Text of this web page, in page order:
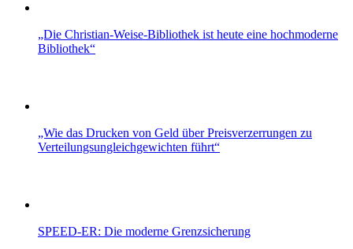
„Die Christian-Weise-Bibliothek ist heute eine hochmoderne
Bibliothek“
„Wie das Drucken von Geld über Preisverzerrungen zu
Verteilungsungleichgewichten führt“
SPEED-ER: Die moderne Grenzsicherung